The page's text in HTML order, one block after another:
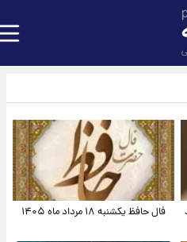
فال حافظ یکشنبه ۱۸ مرداد ماه ۱۴۰۵